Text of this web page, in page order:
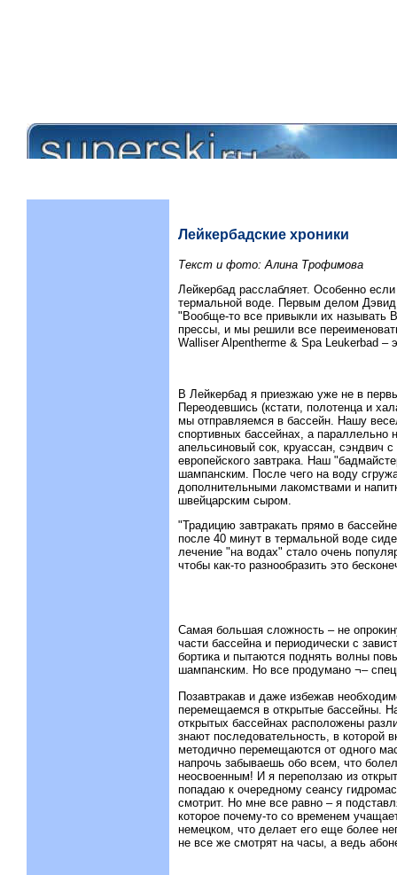
Лейкербадские хроники
Текст и фото: Алина Трофимова
Лейкербад расслабляет. Особенно
термальной воде. Первым делом Дэвид
"Вообще-то все привыкли их называть
прессы, и мы решили все
Walliser Alpentherme & Spa Leukerbad –
В Лейкербад я приезжаю уже не в
Переодевшись (кстати, полотенца и
мы отправляемся в бассейн. Нашу
спортивных бассейнах, а
апельсиновый сок, круассан,
европейского завтрака. Наш
шампанским. После чего на воду
дополнительными лакомствами и
швейцарским сыром.
"Традицию завтракать прямо в
после 40 минут в термальной воде
лечение "на водах" стало очень
чтобы как-то разнообразить это
Самая большая сложность – не
части бассейна и периодически с
бортика и пытаются поднять волны
шампанским. Но все продумано ¬–
Позавтракав и даже избежав
перемещаемся в открытые бассейны.
открытых бассейнах расположены
знают последовательность, в которой
методично перемещаются от одного
напрочь забываешь обо всем, что
неосвоенным! И я переползаю из
попадаю к очередному сеансу
смотрит. Но мне все равно – я
которое почему-то со временем
немецком, что делает его еще более
не все же смотрят на часы, а ведь